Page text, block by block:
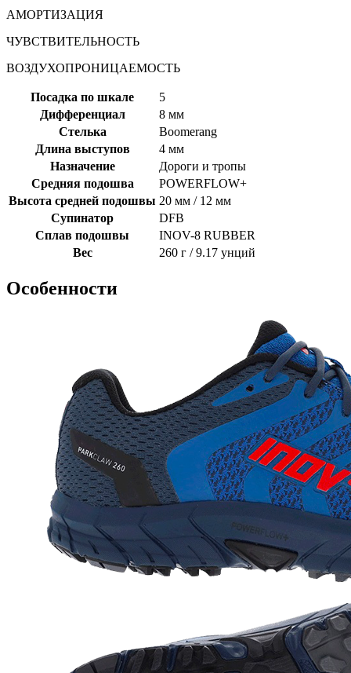
АМОРТИЗАЦИЯ
ЧУВСТВИТЕЛЬНОСТЬ
ВОЗДУХОПРОНИЦАЕМОСТЬ
Посадка по шкале
5
Дифференциал
8 мм
Стелька
Boomerang
Длина выступов
4 мм
Назначение
Дороги и тропы
Средняя подошва
POWERFLOW+
Высота средней подошвы 20 мм / 12 мм
Супинатор
DFB
Сплав подошвы
INOV-8 RUBBER
Вес
260 г / 9.17 унций
Особенности